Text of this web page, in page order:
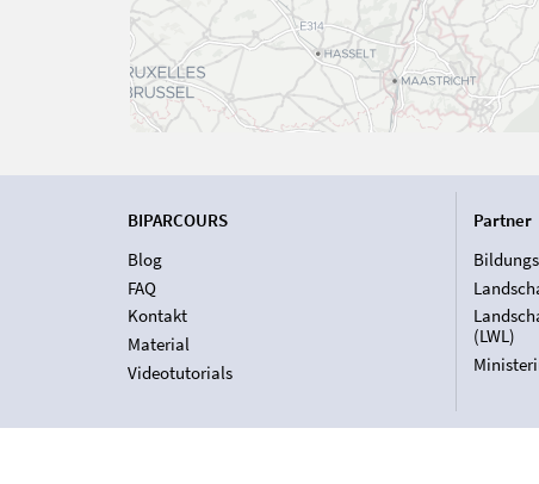
BIPARCOURS
Blog
FAQ
Kontakt
Material
Videotutorials
Partner
(LWL)